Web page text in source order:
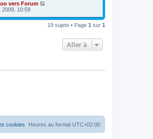
vers Forum
2009, 10:59
19 sujets • Page 1 sur 1
Aller à
Heures au format UTC+02:00
cookies